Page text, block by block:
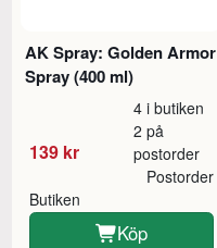
AK Spray: Golden Armor
Spray (400 ml)
139 kr
4 i butiken
2 på
postorder
Butiken
Postorder
Köp